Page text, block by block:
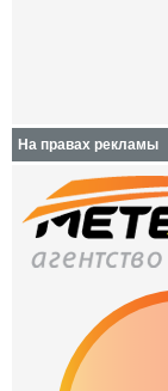
На правах рекламы